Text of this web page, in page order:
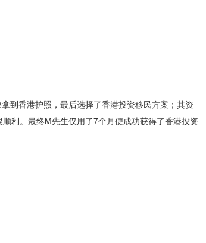
到香港护照，最后选择了香港投资移民方案；其资
利。最终M先生仅用了7个月便成功获得了香港投资